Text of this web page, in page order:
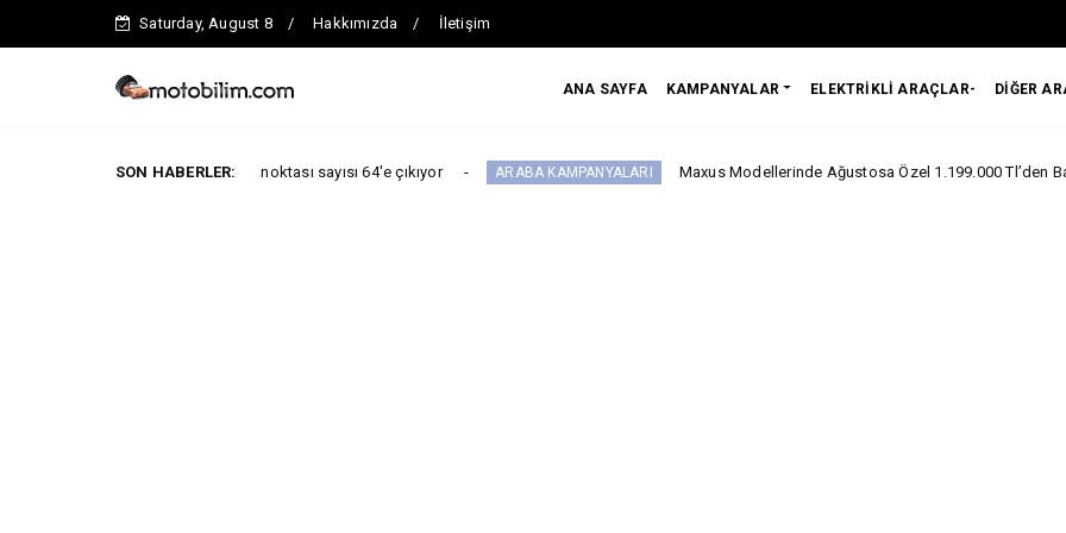
Saturday, August 8 Hakkımızda İletişim
ANA SAYFA KAMPANYALAR ELEKTRİKLİ ARAÇLAR- DİĞER
SON HABERLER:
toplam servis noktası sayısı 64'e çıkıyor ARABA KAMPANYALARI Maxus Modellerinde Ağustosa Özel 1.199.000 Tl’den Başlayan